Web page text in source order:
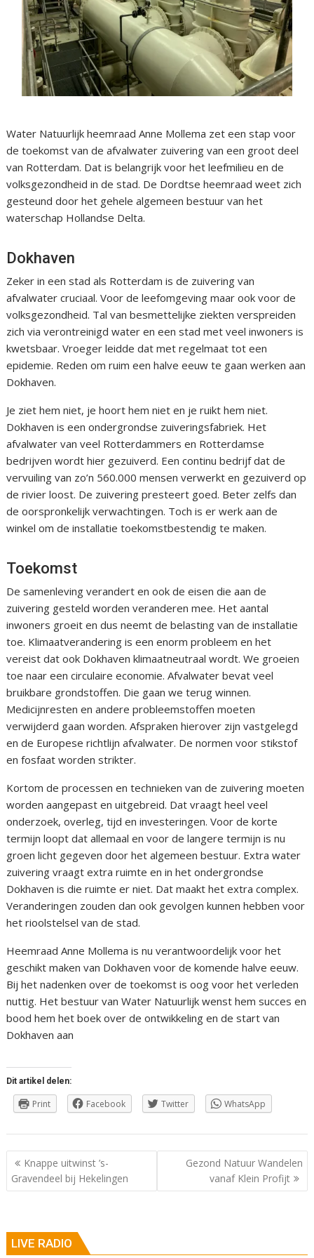
Water Natuurlijk heemraad Anne Mollema zet een stap voor
de toekomst van de afvalwater zuivering van een groot deel
van Rotterdam. Dat is belangrijk voor het leefmilieu en de
volksgezondheid in de stad. De Dordtse heemraad weet zich
gesteund door het gehele algemeen bestuur van het
waterschap Hollandse Delta.
Dokhaven
Zeker in een stad als Rotterdam is de zuivering van
afvalwater cruciaal. Voor de leefomgeving maar ook voor de
volksgezondheid. Tal van besmettelijke ziekten verspreiden
zich via verontreinigd water en een stad met veel inwoners is
kwetsbaar. Vroeger leidde dat met regelmaat tot een
epidemie. Reden om ruim een halve eeuw te gaan werken aan
Dokhaven.
Je ziet hem niet, je hoort hem niet en je ruikt hem niet.
Dokhaven is een ondergrondse zuiveringsfabriek. Het
afvalwater van veel Rotterdammers en Rotterdamse
bedrijven wordt hier gezuiverd. Een continu bedrijf dat de
vervuiling van zo’n 560.000 mensen verwerkt en gezuiverd op
de rivier loost. De zuivering presteert goed. Beter zelfs dan
de oorspronkelijk verwachtingen. Toch is er werk aan de
winkel om de installatie toekomstbestendig te maken.
Toekomst
De samenleving verandert en ook de eisen die aan de
zuivering gesteld worden veranderen mee. Het aantal
inwoners groeit en dus neemt de belasting van de installatie
toe. Klimaatverandering is een enorm probleem en het
vereist dat ook Dokhaven klimaatneutraal wordt. We groeien
toe naar een circulaire economie. Afvalwater bevat veel
bruikbare grondstoffen. Die gaan we terug winnen.
Medicijnresten en andere probleemstoffen moeten
verwijderd gaan worden. Afspraken hierover zijn vastgelegd
en de Europese richtlijn afvalwater. De normen voor stikstof
en fosfaat worden strikter.
Kortom de processen en technieken van de zuivering moeten
worden aangepast en uitgebreid. Dat vraagt heel veel
onderzoek, overleg, tijd en investeringen. Voor de korte
termijn loopt dat allemaal en voor de langere termijn is nu
groen licht gegeven door het algemeen bestuur. Extra water
zuivering vraagt extra ruimte en in het ondergrondse
Dokhaven is die ruimte er niet. Dat maakt het extra complex.
Veranderingen zouden dan ook gevolgen kunnen hebben voor
het rioolstelsel van de stad.
Heemraad Anne Mollema is nu verantwoordelijk voor het
geschikt maken van Dokhaven voor de komende halve eeuw.
Bij het nadenken over de toekomst is oog voor het verleden
nuttig. Het bestuur van Water Natuurlijk wenst hem succes en
bood hem het boek over de ontwikkeling en de start van
Dokhaven aan
Dit artikel delen:
Print Facebook Twitter WhatsApp
Berichtnavigatie
Knappe uitwinst ’s-
Gravendeel bij Hekelingen
Gezond Natuur Wandelen
vanaf Klein Profijt
LIVE RADIO